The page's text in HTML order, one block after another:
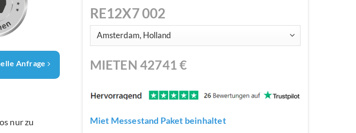
Anfrage
nur zu
RE12X7 002
MIETEN 42741€
Miet Messestand Paket beinhaltet